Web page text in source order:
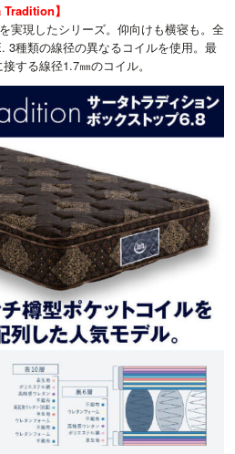
Tradition】
実現したシリーズ。仰向けも横寝も。全
3種類の線径の異なるコイルを使用。最
する線径1.7㎜のコイル。